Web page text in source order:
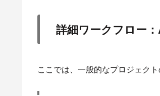
詳細ワークフロー
ここでは、一般的なプロジェク